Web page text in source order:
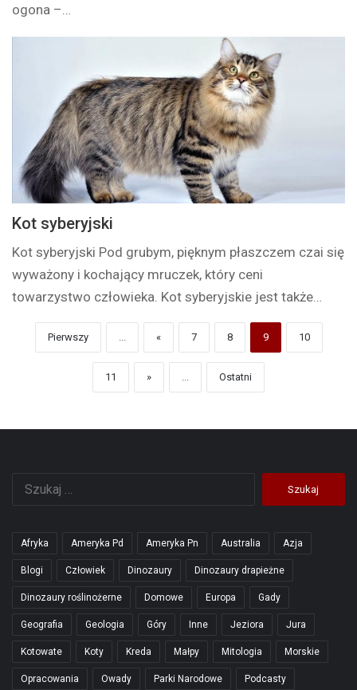
ogona –…
Kot syberyjski
Kot syberyjski Pod grubym, pięknym płaszczem czai się
wyważony i kochający mruczek, który ceni
towarzystwo człowieka. Kot syberyjskie jest także…
Pierwszy « 7 8 9 10
11 » Ostatni
Afryka Ameryka Pd Ameryka Pn Australia Azja
Blogi Człowiek Dinozaury Dinozaury drapieżne
Dinozaury roślinożerne Domowe Europa Gady
Geografia Geologia Góry Inne Jeziora Jura
Kotowate Koty Kreda Małpy Mitologia Morskie
Opracowania Owady Parki Narodowe Podcasty